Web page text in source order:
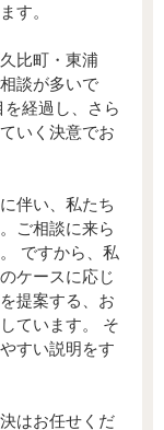
す。
比町・東浦
談が多いで
経過し、さら
いく決意でお
伴い、私たち
ご相談に来ら
ですから、私
ケースに応じ
提案する、お
ています。 そ
すい説明をす
はお任せくだ